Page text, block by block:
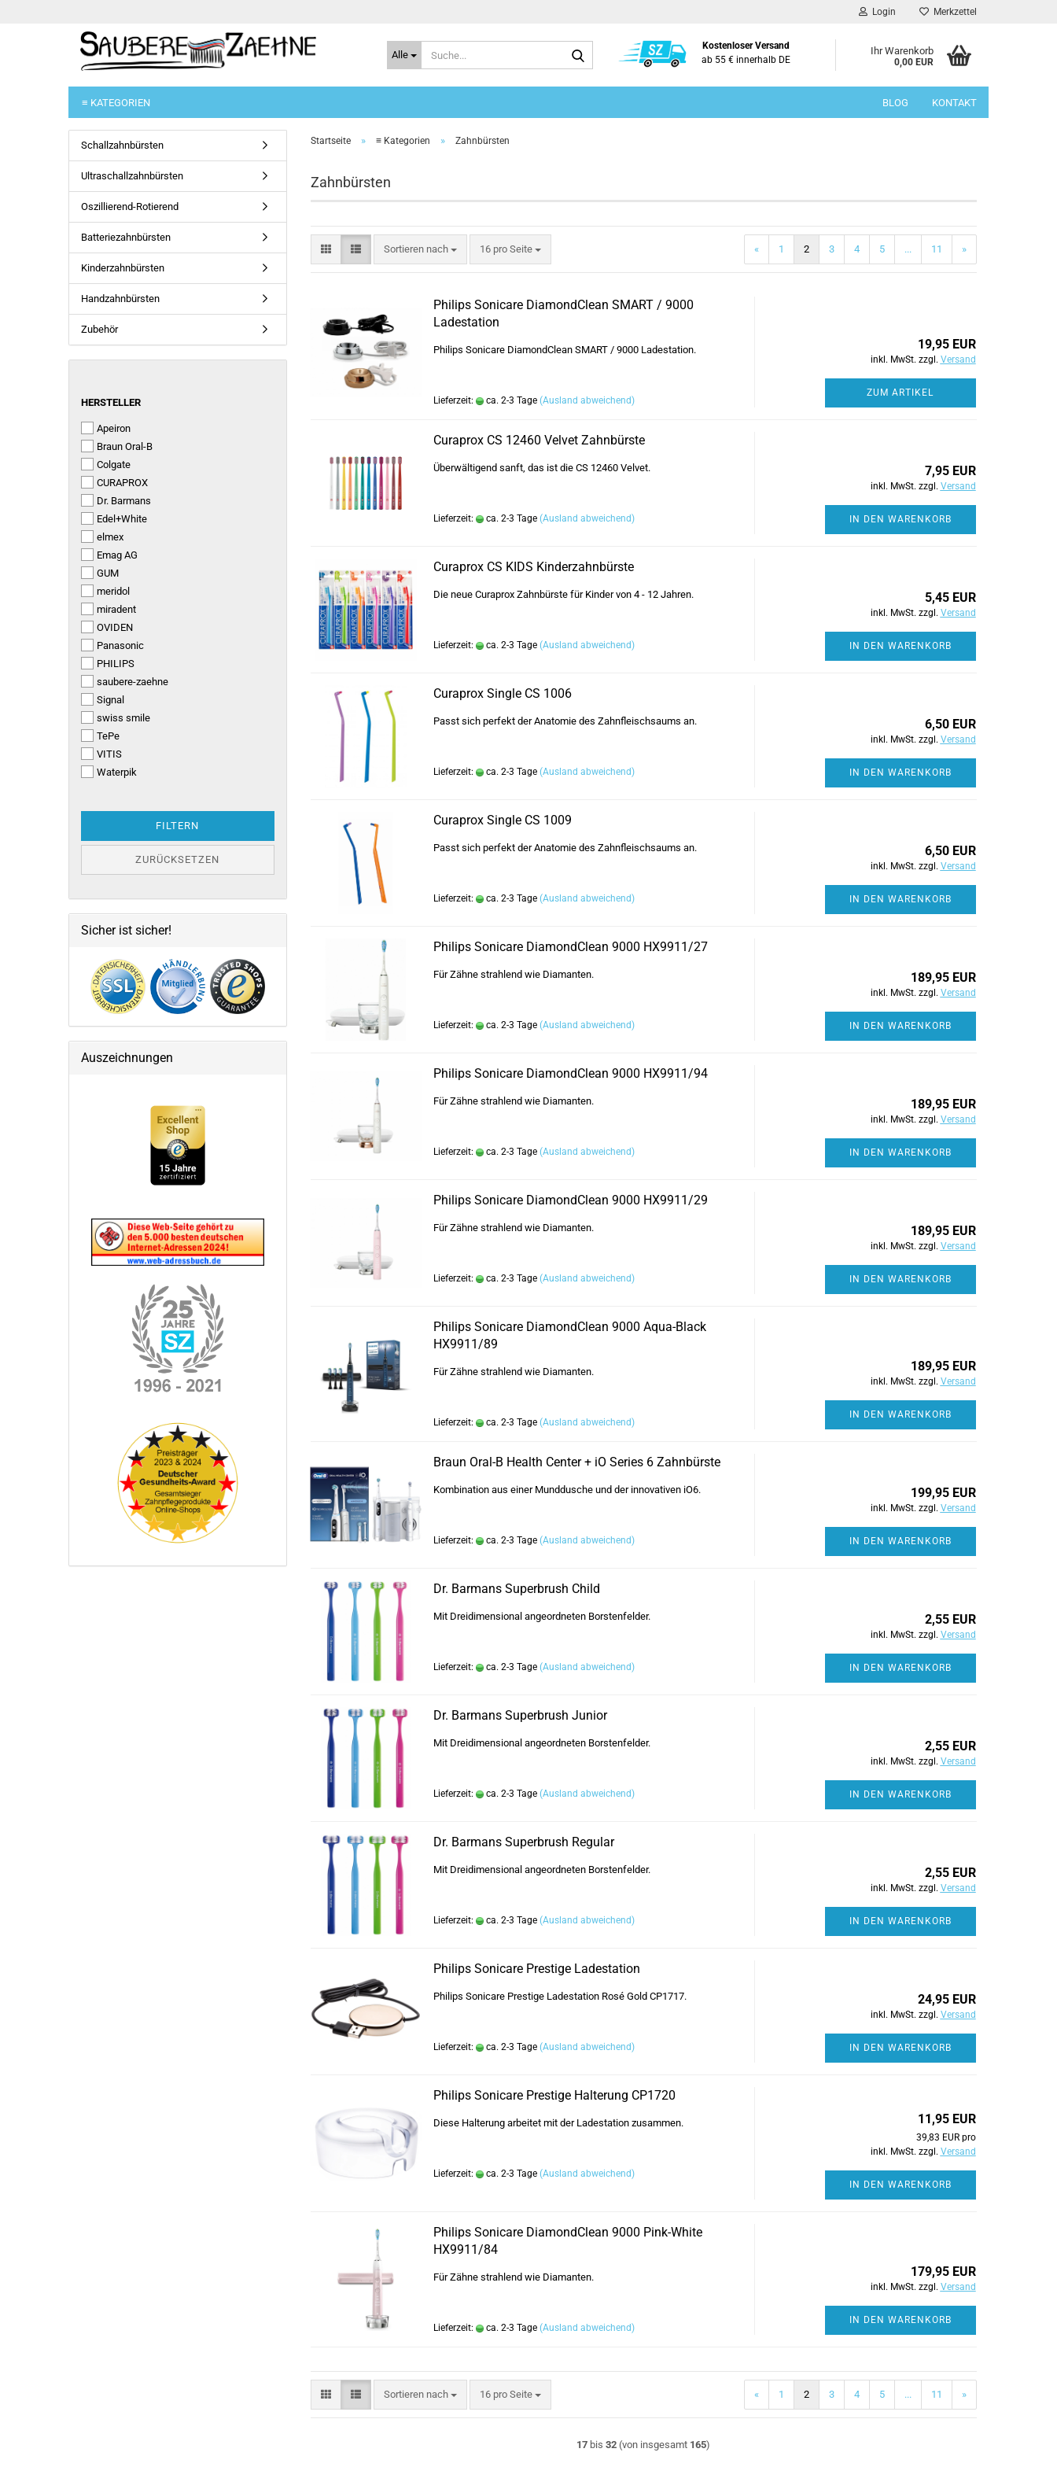
Login Merkzettel
Alle
Kostenloser Versand
ab 55 € innerhalb DE
Ihr Warenkorb
0,00 EUR
≡ KATEGORIEN BLOG KONTAKT
Startseite » ≡ Kategorien » Zahnbürsten
Zahnbürsten
Sortieren nach
Sortieren nach 16 pro Seite
pro Seite « 1 2 3 4 5 ... 11 »
Philips Sonicare DiamondClean SMART / 9000
Ladestation
Philips Sonicare DiamondClean SMART / 9000 Ladestation.
Lieferzeit: ca. 2-3 Tage (Ausland abweichend)
19,95 EUR
inkl. MwSt. zzgl. Versand
ZUM ARTIKEL
Curaprox CS 12460 Velvet Zahnbürste
Überwältigend sanft, das ist die CS 12460 Velvet.
Lieferzeit: ca. 2-3 Tage (Ausland abweichend)
7,95 EUR
inkl. MwSt. zzgl. Versand
IN DEN WARENKORB
Curaprox CS KIDS Kinderzahnbürste
Die neue Curaprox Zahnbürste für Kinder von 4 - 12 Jahren.
Lieferzeit: ca. 2-3 Tage (Ausland abweichend)
5,45 EUR
inkl. MwSt. zzgl. Versand
IN DEN WARENKORB
Curaprox Single CS 1006
Passt sich perfekt der Anatomie des Zahnfleischsaums an.
Lieferzeit: ca. 2-3 Tage (Ausland abweichend)
6,50 EUR
inkl. MwSt. zzgl. Versand
IN DEN WARENKORB
Curaprox Single CS 1009
Passt sich perfekt der Anatomie des Zahnfleischsaums an.
Lieferzeit: ca. 2-3 Tage (Ausland abweichend)
6,50 EUR
inkl. MwSt. zzgl. Versand
IN DEN WARENKORB
Philips Sonicare DiamondClean 9000 HX9911/27
Für Zähne strahlend wie Diamanten.
Lieferzeit: ca. 2-3 Tage (Ausland abweichend)
189,95 EUR
inkl. MwSt. zzgl. Versand
IN DEN WARENKORB
Philips Sonicare DiamondClean 9000 HX9911/94
Für Zähne strahlend wie Diamanten.
Lieferzeit: ca. 2-3 Tage (Ausland abweichend)
189,95 EUR
inkl. MwSt. zzgl. Versand
IN DEN WARENKORB
Philips Sonicare DiamondClean 9000 HX9911/29
Für Zähne strahlend wie Diamanten.
Lieferzeit: ca. 2-3 Tage (Ausland abweichend)
189,95 EUR
inkl. MwSt. zzgl. Versand
IN DEN WARENKORB
Philips Sonicare DiamondClean 9000 Aqua-Black
HX9911/89
Für Zähne strahlend wie Diamanten.
Lieferzeit: ca. 2-3 Tage (Ausland abweichend)
189,95 EUR
inkl. MwSt. zzgl. Versand
IN DEN WARENKORB
Braun Oral-B Health Center + iO Series 6 Zahnbürste
Kombination aus einer Munddusche und der innovativen iO6.
Lieferzeit: ca. 2-3 Tage (Ausland abweichend)
199,95 EUR
inkl. MwSt. zzgl. Versand
IN DEN WARENKORB
Dr. Barmans Superbrush Child
Mit Dreidimensional angeordneten Borstenfelder.
Lieferzeit: ca. 2-3 Tage (Ausland abweichend)
2,55 EUR
inkl. MwSt. zzgl. Versand
IN DEN WARENKORB
Dr. Barmans Superbrush Junior
Mit Dreidimensional angeordneten Borstenfelder.
Lieferzeit: ca. 2-3 Tage (Ausland abweichend)
2,55 EUR
inkl. MwSt. zzgl. Versand
IN DEN WARENKORB
Dr. Barmans Superbrush Regular
Mit Dreidimensional angeordneten Borstenfelder.
Lieferzeit: ca. 2-3 Tage (Ausland abweichend)
2,55 EUR
inkl. MwSt. zzgl. Versand
IN DEN WARENKORB
Philips Sonicare Prestige Ladestation
Philips Sonicare Prestige Ladestation Rosé Gold CP1717.
Lieferzeit: ca. 2-3 Tage (Ausland abweichend)
24,95 EUR
inkl. MwSt. zzgl. Versand
IN DEN WARENKORB
Philips Sonicare Prestige Halterung CP1720
Diese Halterung arbeitet mit der Ladestation zusammen.
Lieferzeit: ca. 2-3 Tage (Ausland abweichend)
11,95 EUR
39,83 EUR pro
inkl. MwSt. zzgl. Versand
IN DEN WARENKORB
Philips Sonicare DiamondClean 9000 Pink-White
HX9911/84
Für Zähne strahlend wie Diamanten.
Lieferzeit: ca. 2-3 Tage (Ausland abweichend)
179,95 EUR
inkl. MwSt. zzgl. Versand
IN DEN WARENKORB
Sortieren nach
Sortieren nach 16 pro Seite
pro Seite « 1 2 3 4 5 ... 11 »
17 bis32 (von insgesamt 165)
Schallzahnbürsten
Ultraschallzahnbürsten
Oszillierend-Rotierend
Batteriezahnbürsten
Kinderzahnbürsten
Handzahnbürsten
Zubehör
HERSTELLER
HERSTELLER
Apeiron
Braun Oral-B
Colgate
CURAPROX
Dr. Barmans
Edel+White
elmex
Emag AG
GUM
meridol
miradent
OVIDEN
Panasonic
PHILIPS
saubere-zaehne
Signal
swiss smile
TePe
VITIS
Waterpik
FILTERN
ZURÜCKSETZEN
Sicher ist sicher!
Auszeichnungen